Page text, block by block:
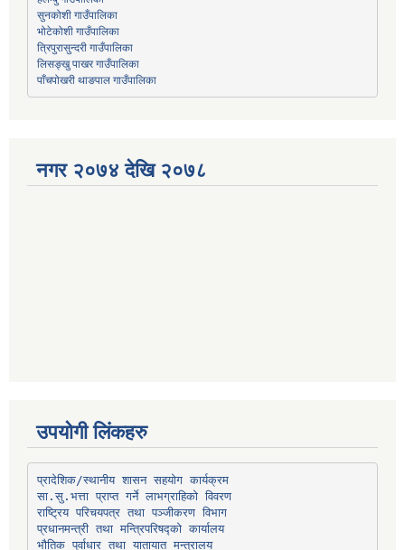
सुनकोशी गाउँपालिका
भोटेकोशी गाउँपालिका
त्रिपुरासुन्दरी गाउँपालिका
लिसङ्खु पाखर गाउँपालिका
पाँचपोखरी थाङपाल गाउँपालिका
नगर २०७४ देखि २०७८
उपयोगी लिंकहरु
प्रादेशिक/स्थानीय शासन सहयोग कार्यक्रम
सा.सु.भत्ता प्राप्त गर्ने लाभग्राहिको विवरण
राष्ट्रिय परिचयपत्र तथा पञ्‍जीकरण विभाग
प्रधानमन्त्री तथा मन्त्रिपरिषद्को कार्यालय
भौतिक पूर्वाधार तथा यातायात मन्त्रालय